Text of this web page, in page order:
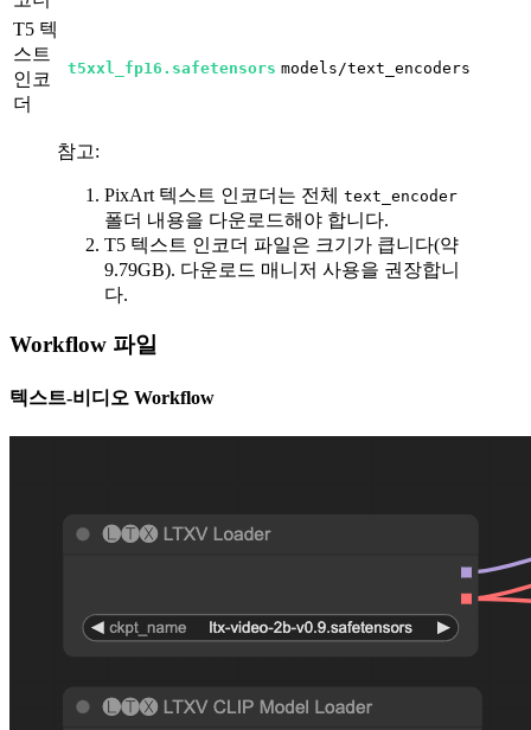
T5 텍
스트
인코
더
t5xxl_fp16.safetensors models/text_encoders
참고:
PixArt 텍스트 인코더는 전체 text_encoder
폴더 내용을 다운로드해야 합니다.
T5 텍스트 인코더 파일은 크기가 큽니다(약
9.79GB). 다운로드 매니저 사용을 권장합니
다.
Workflow 파일
텍스트-비디오 Workflow